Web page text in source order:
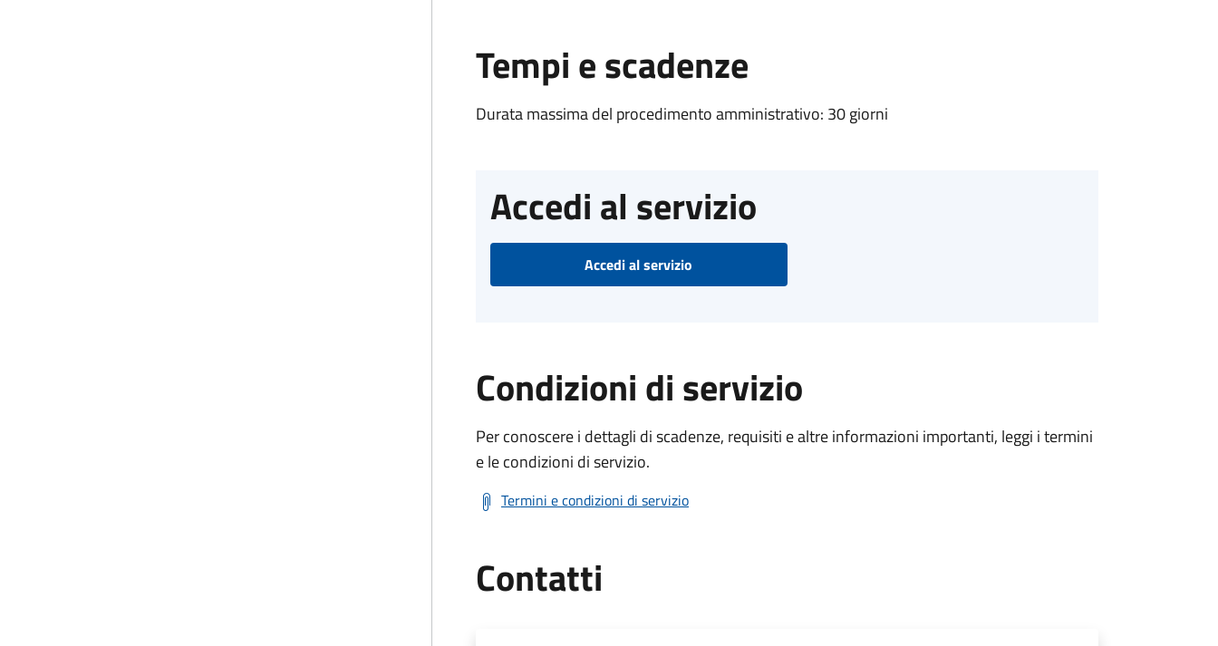
Tempi e scadenze
Durata massima del procedimento amministrativo: 30 giorni
Accedi al servizio
Accedi al servizio
Condizioni di servizio
Per conoscere i dettagli di scadenze, requisiti e altre informazioni importanti, leggi i termini
e le condizioni di servizio.
Termini e condizioni di servizio
Contatti